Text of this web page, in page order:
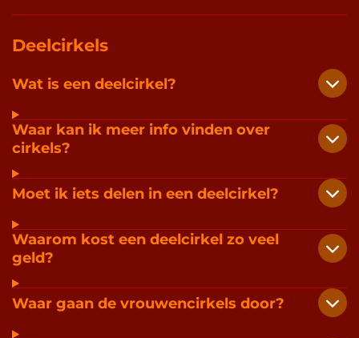
Deelcirkels
Wat is een deelcirkel?
Waar kan ik meer info vinden over
cirkels?
Moet ik iets delen in een deelcirkel?
Waarom kost een deelcirkel zo veel
geld?
Waar gaan de vrouwencirkels door?